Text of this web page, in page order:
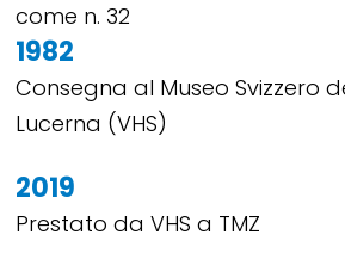
come n. 32
1982
Consegna al Museo Svizzero
Lucerna (VHS)
2019
Prestato da VHS a TMZ